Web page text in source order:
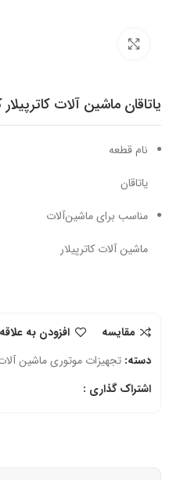
یاتاقان ماشین آلات کاترپیلار کد
نام قطعه
یاتاقان
مناسب برای ماشین‌آلات
ماشین آلات کاترپیلار
مقایسه
افزودن به
دسته: تجهیزات موتوری ماشین
اشتراک گذاری :